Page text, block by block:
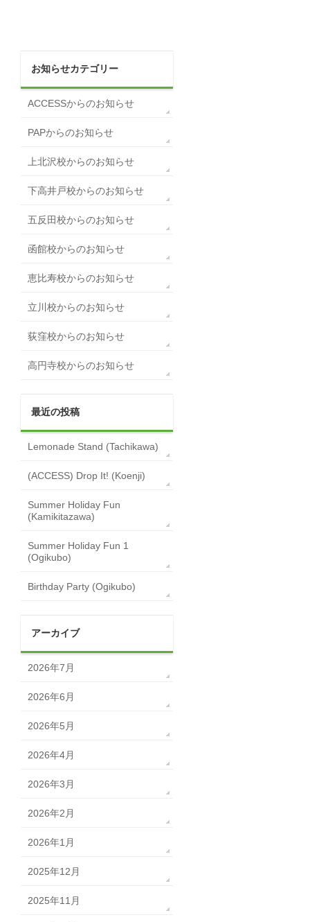
お知らせカテゴリー
ACCESSからのお知らせ
PAPからのお知らせ
上北沢校からのお知らせ
下高井戸校からのお知らせ
五反田校からのお知らせ
函館校からのお知らせ
恵比寿校からのお知らせ
立川校からのお知らせ
荻窪校からのお知らせ
高円寺校からのお知らせ
最近の投稿
Lemonade Stand (Tachikawa)
(ACCESS) Drop It! (Koenji)
Summer Holiday Fun
(Kamikitazawa)
Summer Holiday Fun 1
(Ogikubo)
Birthday Party (Ogikubo)
アーカイブ
2026年7月
2026年6月
2026年5月
2026年4月
2026年3月
2026年2月
2026年1月
2025年12月
2025年11月